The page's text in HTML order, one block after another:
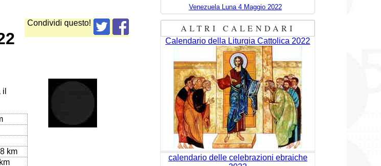
Condividi questo!
km
Venezuela Luna 4 Maggio 2022
ALTRI CALENDARI
Calendario della Liturgia Cattolica 2022
calendario delle celebrazioni ebraiche